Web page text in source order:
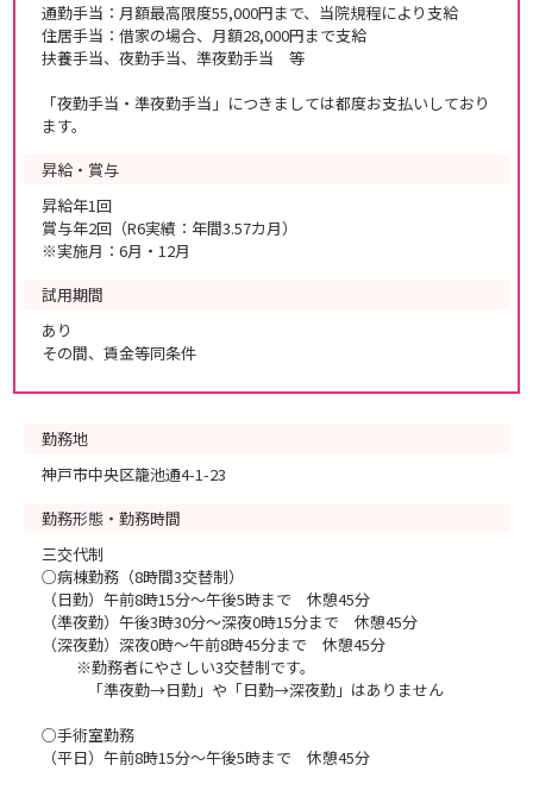
通勤手当：月額最高限度55,000円まで、当院規程により支給
住居手当：借家の場合、月額28,000円まで支給
扶養手当、夜勤手当、準夜勤手当 等
「夜勤手当・準夜勤手当」につきましては都度お支払いしており
ます。
昇給・賞与
昇給年1回
賞与年2回（R6実績：年間3.57カ月）
※実施月：6月・12月
試用期間
あり
その間、賃金等同条件
勤務地
神戸市中央区籠池通4-1-23
勤務形態・勤務時間
三交代制
○病棟勤務（8時間3交替制）
（日勤）午前8時15分～午後5時まで 休憩45分
（準夜勤）午後3時30分～深夜0時15分まで 休憩45分
（深夜勤）深夜0時～午前8時45分まで 休憩45分
※勤務者にやさしい3交替制です。
「準夜勤→日勤」や「日勤→深夜勤」はありません
○手術室勤務
（平日）午前8時15分～午後5時まで 休憩45分